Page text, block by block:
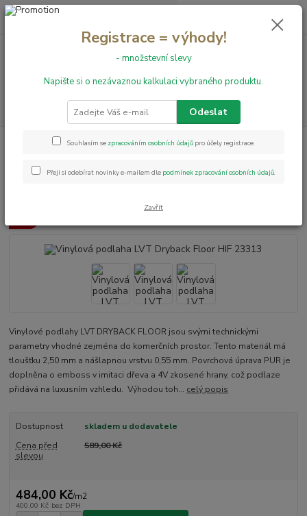
+420 731 199 591 0,00 Kč
Vinylové podlahy Vinylová podlaha LVT Dryback Floor HIF 23313
Vinylová podlaha LVT Dryback
Vinylové podlahy LVT DRYBACK FLOOR jsou svými technickými
parametry vhodné zejména do komerčních prostor. Tento materiál má
tloušťku 2,50 mm a nášlapnou vrstvu 0,55 mm. Povrchová úprava PUR je
doplněna o emboss v imitaci dřeva a 4V zkosené hrany, což podlaze
přidává na luxusním vzhledu. Výhodou toh... celý popis
Dostupnost
skladem u dodavatele
Cena před
slevou
589,00 Kč
484,00 Kč/m2
400,00 Kč bez DPH
Registrace = výhody!
- množstevní slevy
Napište si o nezávaznou kalkulaci vybraného produktu.
Odeslat
Souhlasím se zpracováním osobních údajů pro účely registrace.
Přeji si odebírat novinky e-mailem dle podmínek zpracování osobních údajů.
Zavřít